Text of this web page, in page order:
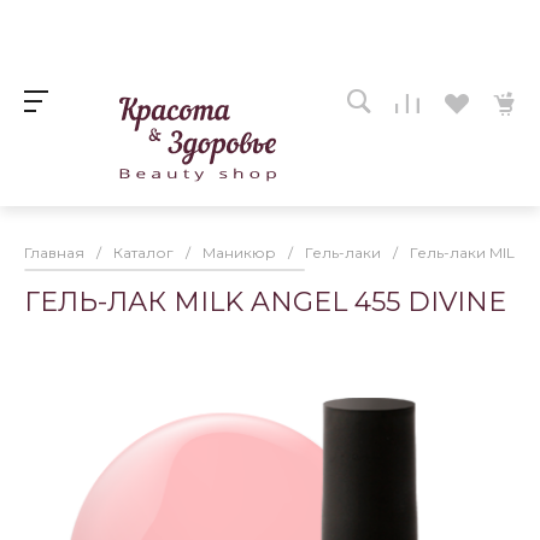
Главная / Каталог / Маникюр / Гель-лаки / Гель-лаки MILK
ГЕЛЬ-ЛАК MILK ANGEL 455 DIVINE